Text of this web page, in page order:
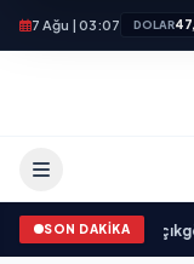
7 Ağu | 03:07 DOLAR
SON DAKİKA
Ali Emre Açıkgöz